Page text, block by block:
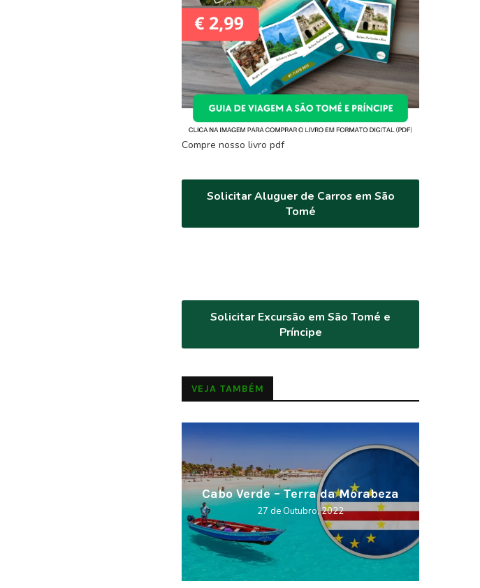
Compre nosso livro pdf
Solicitar Aluguer de Carros em São
Tomé
Solicitar Excursão em São Tomé e
Príncipe
VEJA TAMBÉM
Cabo Verde – Terra da Morabeza
27 de Outubro, 2022